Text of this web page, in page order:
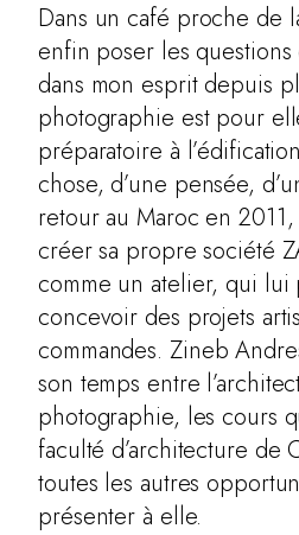
Dans un café proche de
enfin poser les
dans mon esprit depuis
photographie est pour
préparatoire à
chose, d’une pensée,
retour au Maroc en
créer sa propre société
comme un atelier, qui lui
concevoir des projets
commandes. Zineb
son temps entre
photographie, les cours
faculté d’architecture de
toutes les autres
présenter à elle.